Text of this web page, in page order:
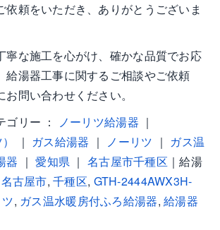
依頼をいただき、ありがとうございま
寧な施工を心がけ、確かな品質でお応
給湯器工事に関するご相談やご依頼
問い合わせください。
リー ：
ノーリツ給湯器 ｜
｜ ガス給湯器 ｜ ノーリツ ｜ ガス温
器 ｜愛知県 ｜名古屋市千種区 ｜給湯
名古屋市,千種区, GTH-2444AWX3H-
, ガス温水暖房付ふろ給湯器,給湯器